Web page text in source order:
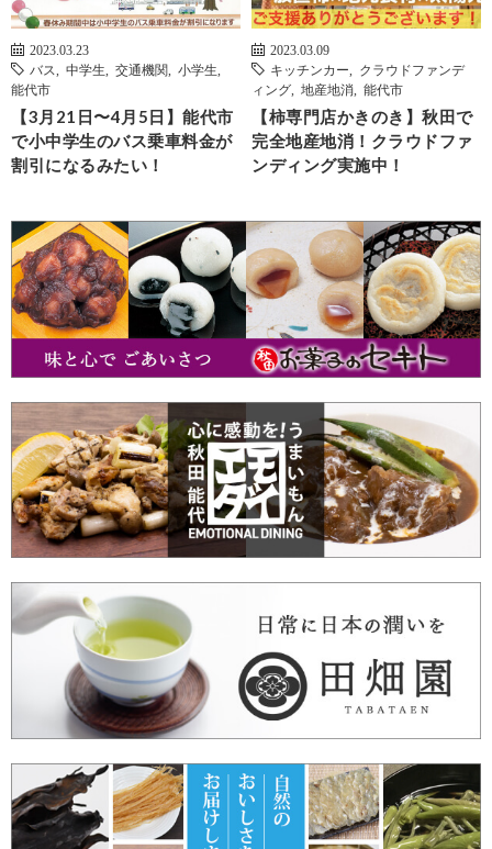
2023.03.23
バス
中学生 交通機関 小学生
能代市
【3月21日〜4月5日】能代市
で小中学生のバス乗車料金が
割引になるみたい！
2023.03.09
キッチンカー
クラウドファンデ
ィング
地産地消 能代市
【柿専門店かきのき】秋田で
完全地産地消！クラウドファ
ンディング実施中！